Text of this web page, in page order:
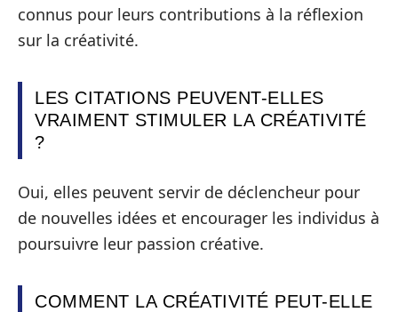
connus pour leurs contributions à la réflexion
sur la créativité.
LES CITATIONS PEUVENT-ELLES
VRAIMENT STIMULER LA CRÉATIVITÉ
?
Oui, elles peuvent servir de déclencheur pour
de nouvelles idées et encourager les individus à
poursuivre leur passion créative.
COMMENT LA CRÉATIVITÉ PEUT-ELLE